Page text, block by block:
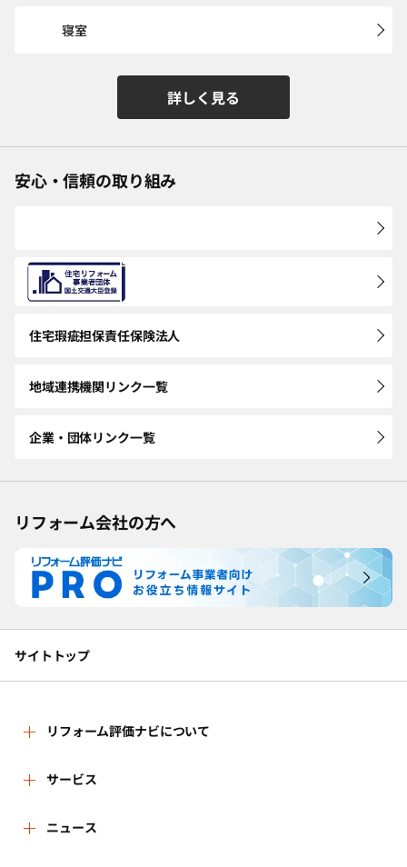
寝室
詳しく見る
安心・信頼の取り組み
住宅瑕疵担保責任保険法人
地域連携機関リンク一覧
企業・団体リンク一覧
リフォーム会社の方へ
サイトトップ
リフォーム評価ナビについて
リフォーム評価ナビとは
運営体制
サービス
リフォーム会社を探す
ニュース